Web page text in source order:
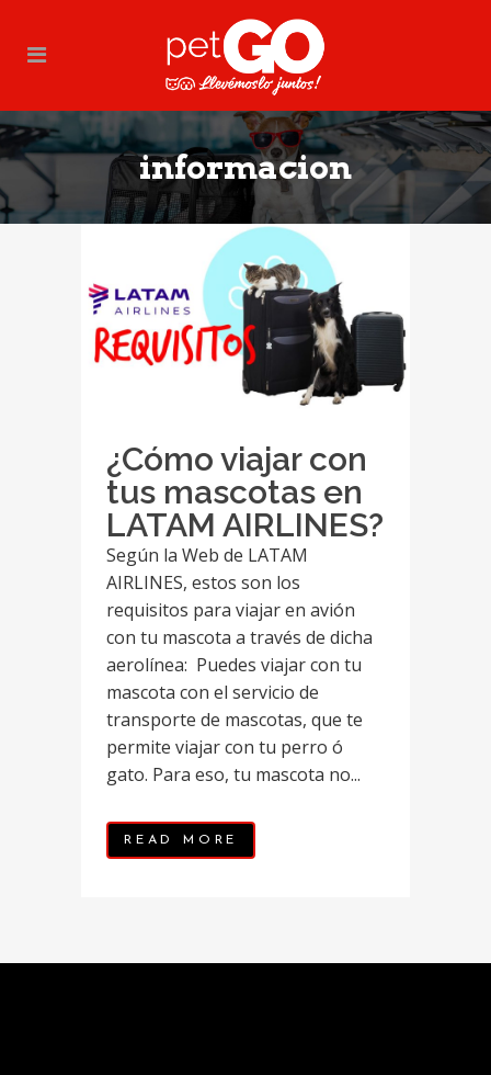
informacion
¿Cómo viajar con
tus mascotas en
LATAM AIRLINES?
Según la Web de LATAM
AIRLINES, estos son los
requisitos para viajar en avión
con tu mascota a través de dicha
aerolínea: Puedes viajar con tu
mascota con el servicio de
transporte de mascotas, que te
permite viajar con tu perro ó
gato. Para eso, tu mascota no...
READ MORE